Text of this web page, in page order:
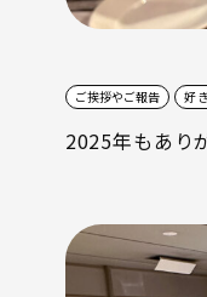
ご挨拶やご報告 好
2025年もあり